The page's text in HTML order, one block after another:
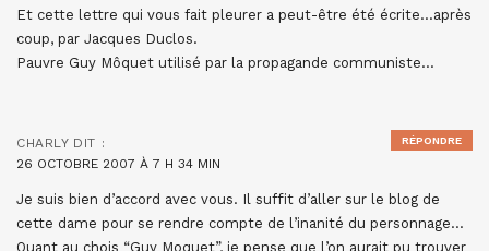
Et cette lettre qui vous fait pleurer a peut-être été écrite…après
coup, par Jacques Duclos.
Pauvre Guy Môquet utilisé par la propagande communiste…
CHARLY DIT :
26 OCTOBRE 2007 À 7 H 34 MIN
Je suis bien d’accord avec vous. Il suffit d’aller sur le blog de
cette dame pour se rendre compte de l’inanité du personnage…
Quant au chois “Guy Moquet”, je pense que l’on aurait pu trouver
RÉPONDRE